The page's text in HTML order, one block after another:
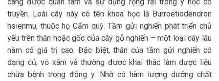
truyền. Loài cây này có tên khoa học là Burroetiodendron
hsienmu, thuộc họ Cẩm quỳ. Tầm gửi nghiến phát triển chủ
yếu trên thân hoặc gốc của cây gỗ nghiến – một loại cây lâu
năm có giá trị cao. Đặc biệt, thân của tầm gửi nghiến có
dạng củ, vỏ xám và thường được khai thác làm dược liệu
chữa bệnh trong đông y. Nhờ có hàm lượng dưỡng chất